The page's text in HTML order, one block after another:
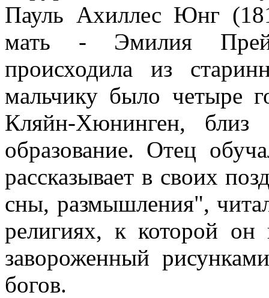
Пауль Ахиллес Юнг
мать - Эмилия
происходила из
мальчику было четыре
Кляйн-Хюнинген, близ
образование. Отец
рассказывает в своих
сны, размышления",
религиях, к которой он
завороженный
богов.